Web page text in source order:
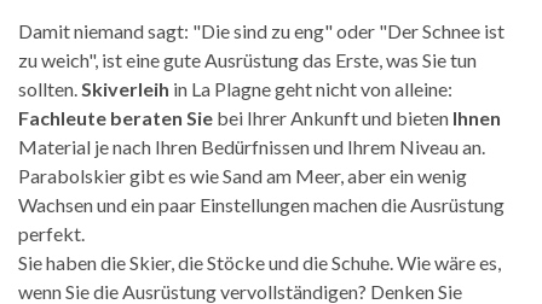
Damit niemand sagt: "Die sind zu eng" oder "Der Schnee ist
zu weich", ist eine gute Ausrüstung das Erste, was Sie tun
sollten.Skiverleih in La Plagne geht nicht von alleine:
Fachleute beraten Sie bei Ihrer Ankunft und bieten Ihnen
Material je nach Ihren Bedürfnissen und Ihrem Niveau an.
Parabolskier gibt es wie Sand am Meer, aber ein wenig
Wachsen und ein paar Einstellungen machen die Ausrüstung
perfekt.
Sie haben die Skier, die Stöcke und die Schuhe. Wie wäre es,
wenn Sie die Ausrüstung vervollständigen? Denken Sie